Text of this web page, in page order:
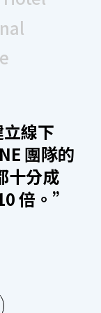
、YouTube
播間功能，只
同時下單！從
，讓直播購物
播期間亦會即
線下
團隊的
十分成
倍。”
提供專業
題。團隊
時，一直
更專業的
個細節，
並願意隨